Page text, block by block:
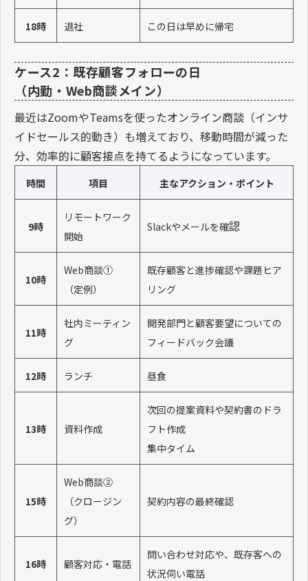
18時 退社 この日は早めに帰宅
ケース2：既存顧客フォローの日
（内勤・Web商談メイン）
最近はZoomやTeamsを使ったオンライン商談（インサ
イドセールス的動き）も増えており、移動時間が減った
分、効率的に顧客接点を持てるようになっています。
時間 項目 主なアクション・ポイント
9時
リモートワーク
開始
Slackやメールを確認
10時
Web商談①
（定例）
既存顧客と進捗確認や課題ヒア
リング
11時
社内ミーティン
グ
開発部門と顧客要望についての
フィードバック会議
12時 ランチ 昼食
13時 資料作成
次回の提案資料や契約書のドラ
フト作成
集中タイム
15時
Web商談②
（クロージン
グ）
契約内容の最終確認
16時 顧客対応・電話
問い合わせ対応や、既存客への
状況伺い電話